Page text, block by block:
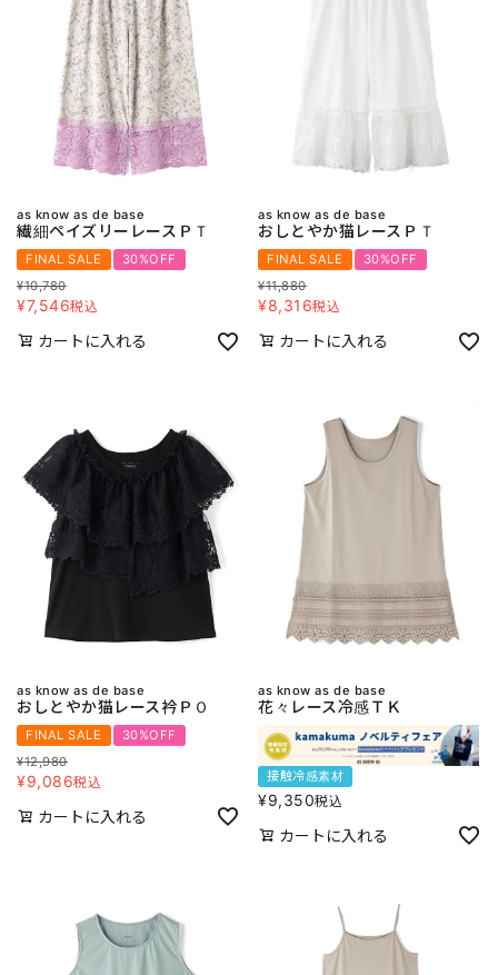
as know as de base
繊細ペイズリーレースＰＴ
FINAL SALE
30%OFF
¥10,780
¥7,546税込
カートに入れる
as know as de base
おしとやか猫レースＰＴ
FINAL SALE
30%OFF
¥11,880
¥8,316税込
カートに入れる
as know as de base
おしとやか猫レース衿ＰＯ
FINAL SALE
30%OFF
¥12,980
¥9,086税込
カートに入れる
as know as de base
花々レース冷感ＴＫ
接触冷感素材
¥9,350税込
カートに入れる